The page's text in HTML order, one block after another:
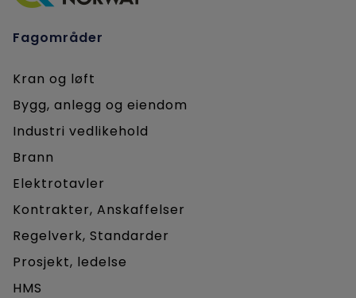
Fagområder
Kran og løft
Bygg, anlegg og eiendom
Industri vedlikehold
Brann
Elektrotavler
Kontrakter, Anskaffelser
Regelverk, Standarder
Prosjekt, ledelse
HMS